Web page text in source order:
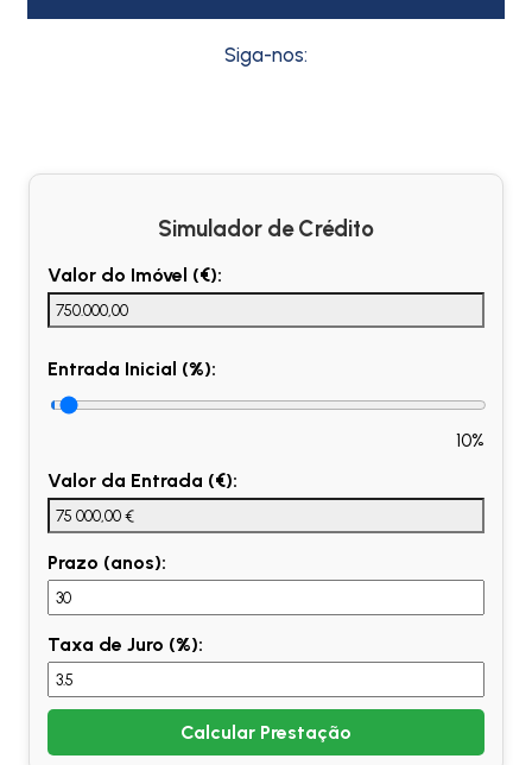
Siga-nos:
Simulador de Crédito
Valor do Imóvel (€):
Entrada Inicial (%):
10%
Valor da Entrada (€):
Prazo (anos):
Taxa de Juro (%):
Calcular Prestação